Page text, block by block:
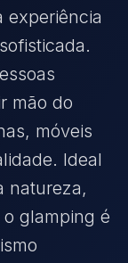
experiência
mão do
móveis
Ideal
natureza,
glamping é